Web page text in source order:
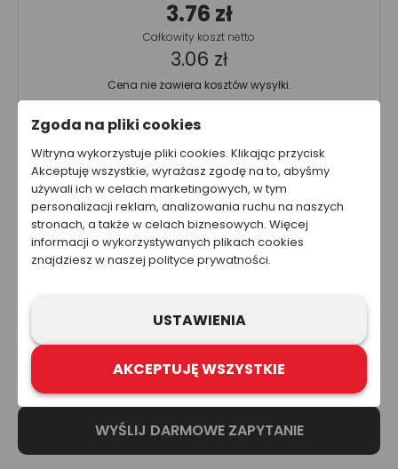
3.76 zł
Całkowity koszt netto
3.06 zł
Cena nie zawiera kosztów wysyłki.
żadnym wypadku informacje zawarte na stronie nie powinny
być wykorzystywane ani traktowane jako oferta sprzedaży,
natomiast mogą być traktowane jako zaproszenie lub
nakłanianie do złożenia oferty kupna produktów lub usług firm
z grupy Refloactive. Zawarcie umowy wymaga indywidualnych
ustaleń, np. złożenia zamówienia i jego przyjęcia. Zastrzegamy
sobie prawo do aktualizacji, zmiany, zastąpienia lub
anulowania dowolnej części strony internetowej i zawartych na
Zgoda na pliki cookies
Witryna wykorzystuje pliki cookies. Klikając przycisk
Akceptuję wszystkie, wyrażasz zgodę na to, abyśmy
używali ich w celach marketingowych, w tym
personalizacji reklam, analizowania ruchu na naszych
stronach, a także w celach biznesowych. Więcej
informacji o wykorzystywanych plikach cookies
znajdziesz w naszej polityce prywatności.
USTAWIENIA
AKCEPTUJĘ WSZYSTKIE